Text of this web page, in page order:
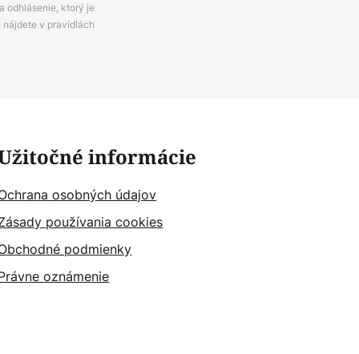
odhlásenie, ktorý je
v pravidlách
informácie
osobných údajov
používania cookies
podmienky
oznámenie